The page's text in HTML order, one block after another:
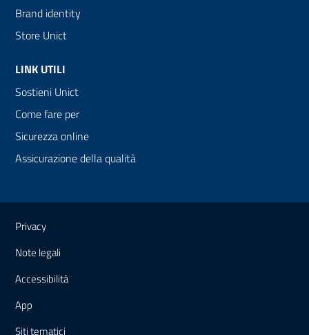
Brand identity
Store Unict
LINK UTILI
Sostieni Unict
Come fare per
Sicurezza online
Assicurazione della qualità
Link e informazioni utili
Privacy
Note legali
Accessibilità
App
Siti tematici